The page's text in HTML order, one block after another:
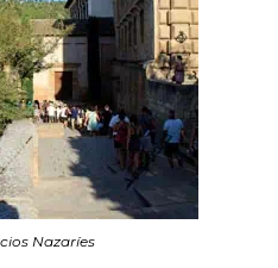
Nazaríes